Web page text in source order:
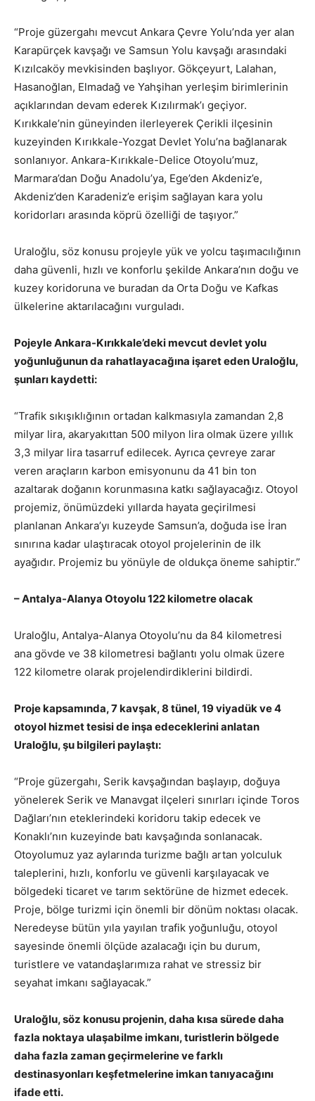
“Proje güzergahı mevcut Ankara Çevre Yolu’nda yer alan
Karapürçek kavşağı ve Samsun Yolu kavşağı arasındaki
Kızılcaköy mevkisinden başlıyor. Gökçeyurt, Lalahan,
Hasanoğlan, Elmadağ ve Yahşihan yerleşim birimlerinin
açıklarından devam ederek Kızılırmak’ı geçiyor.
Kırıkkale’nin güneyinden ilerleyerek Çerikli ilçesinin
kuzeyinden Kırıkkale-Yozgat Devlet Yolu’na bağlanarak
sonlanıyor. Ankara-Kırıkkale-Delice Otoyolu’muz,
Marmara’dan Doğu Anadolu’ya, Ege’den Akdeniz’e,
Akdeniz’den Karadeniz’e erişim sağlayan kara yolu
koridorları arasında köprü özelliği de taşıyor.”
Uraloğlu, söz konusu projeyle yük ve yolcu taşımacılığının
daha güvenli, hızlı ve konforlu şekilde Ankara’nın doğu ve
kuzey koridoruna ve buradan da Orta Doğu ve Kafkas
ülkelerine aktarılacağını vurguladı.
Pojeyle Ankara-Kırıkkale’deki mevcut devlet yolu
yoğunluğunun da rahatlayacağına işaret eden Uraloğlu,
şunları kaydetti:
“Trafik sıkışıklığının ortadan kalkmasıyla zamandan 2,8
milyar lira, akaryakıttan 500 milyon lira olmak üzere yıllık
3,3 milyar lira tasarruf edilecek. Ayrıca çevreye zarar
veren araçların karbon emisyonunu da 41 bin ton
azaltarak doğanın korunmasına katkı sağlayacağız. Otoyol
projemiz, önümüzdeki yıllarda hayata geçirilmesi
planlanan Ankara’yı kuzeyde Samsun’a, doğuda ise İran
sınırına kadar ulaştıracak otoyol projelerinin de ilk
ayağıdır. Projemiz bu yönüyle de oldukça öneme sahiptir.”
– Antalya-Alanya Otoyolu 122 kilometre olacak
Uraloğlu, Antalya-Alanya Otoyolu’nu da 84 kilometresi
ana gövde ve 38 kilometresi bağlantı yolu olmak üzere
122 kilometre olarak projelendirdiklerini bildirdi.
Proje kapsamında, 7 kavşak, 8 tünel, 19 viyadük ve 4
otoyol hizmet tesisi de inşa edeceklerini anlatan
Uraloğlu, şu bilgileri paylaştı:
“Proje güzergahı, Serik kavşağından başlayıp, doğuya
yönelerek Serik ve Manavgat ilçeleri sınırları içinde Toros
Dağları’nın eteklerindeki koridoru takip edecek ve
Konaklı’nın kuzeyinde batı kavşağında sonlanacak.
Otoyolumuz yaz aylarında turizme bağlı artan yolculuk
taleplerini, hızlı, konforlu ve güvenli karşılayacak ve
bölgedeki ticaret ve tarım sektörüne de hizmet edecek.
Proje, bölge turizmi için önemli bir dönüm noktası olacak.
Neredeyse bütün yıla yayılan trafik yoğunluğu, otoyol
sayesinde önemli ölçüde azalacağı için bu durum,
turistlere ve vatandaşlarımıza rahat ve stressiz bir
seyahat imkanı sağlayacak.”
Uraloğlu, söz konusu projenin, daha kısa sürede daha
fazla noktaya ulaşabilme imkanı, turistlerin bölgede
daha fazla zaman geçirmelerine ve farklı
destinasyonları keşfetmelerine imkan tanıyacağını
ifade etti.